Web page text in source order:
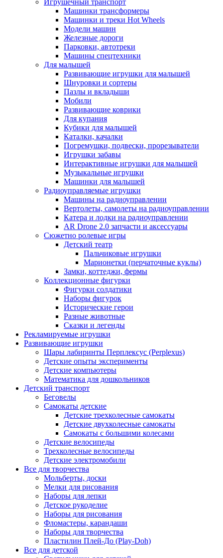
Игрушечный транспорт
Машинки трансформеры
Машинки и треки Hot Wheels
Модели машин
Железные дороги
Парковки, автотреки
Машины спецтехники
Для малышей
Развивающие игрушки для малышей
Шнуровки и сортеры
Пазлы и вкладыши
Мобили
Развивающие коврики
Для купания
Кубики для малышей
Каталки, качалки
Погремушки, подвески, прорезыватели
Игрушки забавы
Интерактивные игрушки для малышей
Музыкальные игрушки
Машинки для малышей
Радиоуправляемые игрушки
Машины на радиоуправлении
Вертолеты, самолеты на радиоуправлении
Катера и лодки на радиоуправлении
AR Drone 2.0 запчасти и аксессуары
Сюжетно ролевые игры
Детский театр
Пальчиковые игрушки
Марионетки (перчаточные куклы)
Замки, коттеджи, фермы
Коллекционные фигурки
Фигурки солдатики
Наборы фигурок
Исторические герои
Разные животные
Сказки и легенды
Рекламируемые игрушки
Развивающие игрушки
Шары лабиринты Перплексус (Perplexus)
Детские опыты эксперименты
Детские компьютеры
Математика для дошкольников
Детский транспорт
Беговелы
Самокаты детские
Детские трехколесные самокаты
Детские двухколесные самокаты
Самокаты с большими колесами
Детские велосипеды
Трехколесные велосипеды
Детские электромобили
Все для творчества
Мольберты, доски
Мелки для рисования
Наборы для лепки
Детское рукоделие
Наборы для рисования
Фломастеры, карандаши
Наборы для творчества
Пластилин Плей-До (Play-Doh)
Все для детской